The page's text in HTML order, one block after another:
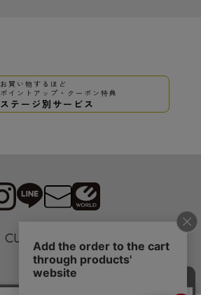
お買い物するほど
ポイントアップ・クーポン特典
ステージ別サービス
CUSTOMER
採用情報